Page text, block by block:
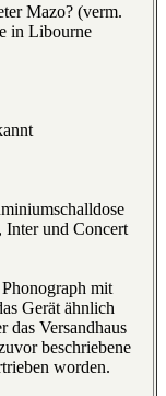
Mazo? (verm.
in Libourne
und Concert
mit
Gerät ähnlich
das Versandhaus
beschriebene
worden.